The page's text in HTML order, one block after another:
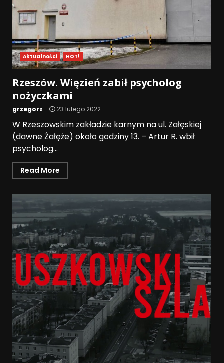
Aktualności HOT!
Rzeszów. Więzień zabił psycholog
nożyczkami
grzegorz 23 lutego 2022
W Rzeszowskim zakładzie karnym na ul. Załęskiej
(dawne Żałęże) około godziny 13. – Artur R. wbił
psycholog...
Read More